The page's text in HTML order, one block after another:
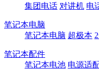
集团电话 对讲机 电
笔记本电脑
笔记本电脑 超极本
笔记本配件
笔记本电池 电源适